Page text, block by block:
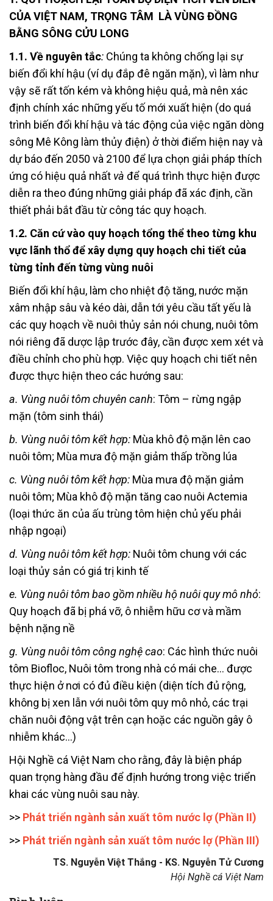
CỦA VIỆT NAM, TRỌNG TÂM LÀ VÙNG ĐỒNG
BẰNG SÔNG CỬU LONG
1.1. Về nguyên tắc: Chúng ta không chống lại sự
biến đổi khí hậu (ví dụ đắp đê ngăn mặn), vì làm như
vậy sẽ rất tốn kém và không hiệu quả, mà nên xác
định chính xác những yếu tố mới xuất hiện (do quá
trình biến đổi khí hậu và tác động của việc ngăn dòng
sông Mê Kông làm thủy điện) ở thời điểm hiện nay và
dự báo đến 2050 và 2100 để lựa chọn giải pháp thích
ứng có hiệu quả nhất và để quá trình thực hiện được
diễn ra theo đúng những giải pháp đã xác định, cần
thiết phải bắt đầu từ công tác quy hoạch.
1.2. Căn cứ vào quy hoạch tổng thể theo từng khu
vực lãnh thổ để xây dựng quy hoạch chi tiết của
từng tỉnh đến từng vùng nuôi
Biến đổi khí hậu, làm cho nhiệt độ tăng, nước mặn
xâm nhập sâu và kéo dài, dẫn tới yêu cầu tất yếu là
các quy hoạch về nuôi thủy sản nói chung, nuôi tôm
nói riêng đã dược lập trước đây, cần được xem xét và
điều chỉnh cho phù hợp. Việc quy hoạch chi tiết nên
được thực hiện theo các hướng sau:
a. Vùng nuôi tôm chuyên canh: Tôm – rừng ngập
mặn (tôm sinh thái)
b. Vùng nuôi tôm kết hợp: Mùa khô độ mặn lên cao
nuôi tôm; Mùa mưa độ mặn giảm thấp trồng lúa
c. Vùng nuôi tôm kết hợp: Mùa mưa độ mặn giảm
nuôi tôm; Mùa khô độ mặn tăng cao nuôi Actemia
(loại thức ăn của ấu trùng tôm hiện chủ yếu phải
nhập ngoại)
d. Vùng nuôi tôm kết hợp: Nuôi tôm chung với các
loại thủy sản có giá trị kinh tế
e. Vùng nuôi tôm bao gồm nhiều hộ nuôi quy mô nhỏ:
Quy hoạch đã bị phá vỡ, ô nhiễm hữu cơ và mầm
bệnh nặng nề
g. Vùng nuôi tôm công nghệ cao: Các hình thức nuôi
tôm Biofloc, Nuôi tôm trong nhà có mái che… được
thực hiện ở nơi có đủ điều kiện (diện tích đủ rộng,
không bị xen lẫn với nuôi tôm quy mô nhỏ, các trại
chăn nuôi động vật trên cạn hoặc các nguồn gây ô
nhiễm khác…)
Hội Nghề cá Việt Nam cho rằng, đây là biện pháp
quan trọng hàng đầu để định hướng trong việc triển
khai các vùng nuôi sau này.
>> Phát triển ngành sản xuất tôm nước lợ (Phần II)
>> Phát triển ngành sản xuất tôm nước lợ (Phần III)
TS. Nguyễn Việt Thắng - KS. Nguyễn Tử Cương
Hội Nghề cá Việt Nam